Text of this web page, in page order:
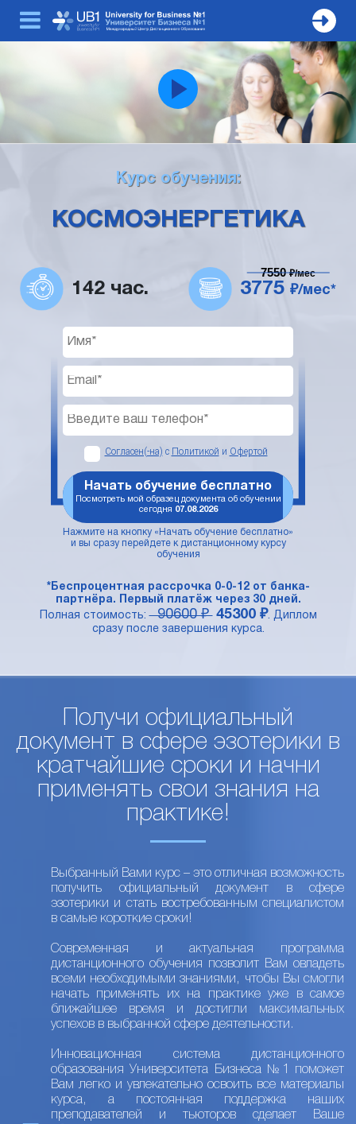
Курс обучения:
КОСМОЭНЕРГЕТИКА
142 час. 3775 ₽/мес*
7550₽/мес
Согласен(-на) с Политикой и Офертой
Начать обучение бесплатно
Посмотреть мой образец документа об обучении
сегодня 07.08.2026
Нажмите на кнопку «Начать обучение бесплатно»
и вы сразу перейдете к дистанционному курсу
обучения
*Беспроцентная рассрочка 0-0-12 от банка-
партнёра. Первый платёж через 30 дней.
Полная стоимость:90600 ₽ 45300 ₽. Диплом
сразу после завершения курса.
Получи официальный
документ в сфере эзотерики в
кратчайшие сроки и начни
применять свои знания на
практике!
Выбранный Вами курс – это отличная возможность
получить официальный документ в сфере
эзотерики и стать востребованным специалистом
в самые короткие сроки!
Современная и актуальная программа
дистанционного обучения позволит Вам овладеть
всеми необходимыми знаниями, чтобы Вы смогли
начать применять их на практике уже в самое
ближайшее время и достигли максимальных
успехов в выбранной сфере деятельности.
Инновационная система дистанционного
образования Университета Бизнеса №1 поможет
Вам легко и увлекательно освоить все материалы
курса, а постоянная поддержка наших
преподавателей и тьюторов сделает Ваше